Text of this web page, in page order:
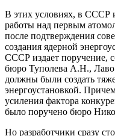
В этих условиях, в СССР
работы над первым
после подтверждения
создания ядерной
СССР издает поручение,
бюро Туполева А.Н.,
должны были создать
энергоустановкой.
усиления фактора
было поручено бюро
Но разработчики сразу